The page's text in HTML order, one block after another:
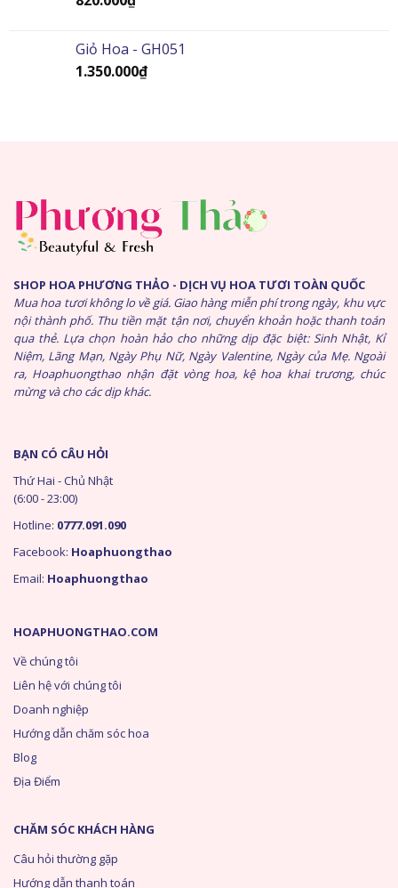
Giỏ Hoa - GH051
1.350.000₫
SHOP HOA PHƯƠNG THẢO - DỊCH VỤ HOA TƯƠI TOÀN QUỐC
Mua hoa tươi không lo về giá. Giao hàng miễn phí trong ngày, khu vực
nội thành phố. Thu tiền mặt tận nơi, chuyển khoản hoặc thanh toán
qua thẻ. Lựa chọn hoàn hảo cho những dịp đặc biệt: Sinh Nhật, Kỉ
Niệm, Lãng Mạn, Ngày Phụ Nữ, Ngày Valentine, Ngày của Mẹ. Ngoài
ra, Hoaphuongthao nhận đặt vòng hoa, kệ hoa khai trương, chúc
mừng và cho các dịp khác.
HOAPHUONGTHAO.COM
Về chúng tôi
Liên hệ với chúng tôi
Doanh nghiệp
Hướng dẫn chăm sóc hoa
Blog
Địa Điểm
CHĂM SÓC KHÁCH HÀNG
Câu hỏi thường gặp
Hướng dẫn thanh toán
BẠN CÓ CÂU HỎI
Thứ Hai - Chủ Nhật
(6:00 - 23:00)
Hotline: 0777.091.090
Facebook: Hoaphuongthao
Email: Hoaphuongthao